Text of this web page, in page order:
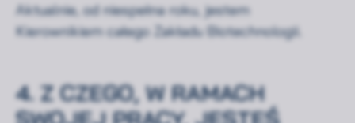
Aktualnie, od niespełna roku, jestem
Kierownikiem całego Zakładu Biotechnologii.
4. Z CZEGO, W RAMACH